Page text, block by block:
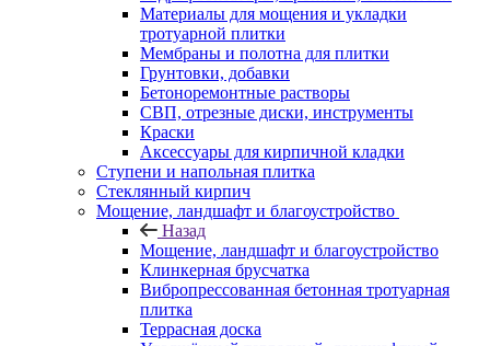
Материалы для мощения и укладки
тротуарной плитки
Мембраны и полотна для плитки
Грунтовки, добавки
Бетоноремонтные растворы
СВП, отрезные диски, инструменты
Краски
Аксессуары для кирпичной кладки
Ступени и напольная плитка
Cтеклянный кирпич
Мощение, ландшафт и благоустройство
Назад
Мощение, ландшафт и благоустройство
Клинкерная брусчатка
Вибропрессованная бетонная тротуарная
плитка
Террасная доска